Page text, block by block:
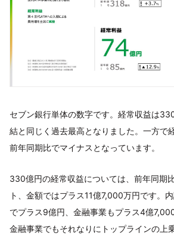
セブン銀行単体の数字です。経常収益は
結と同じく過去最高となりました。一方で
前年同期比でマイナスとなっています。
330億円の経常収益については、前年同期
ト、金額ではプラス11億7,000万円です。
でプラス9億円、金融事業もプラス4億
金融事業でもそれなりにトップラインの上